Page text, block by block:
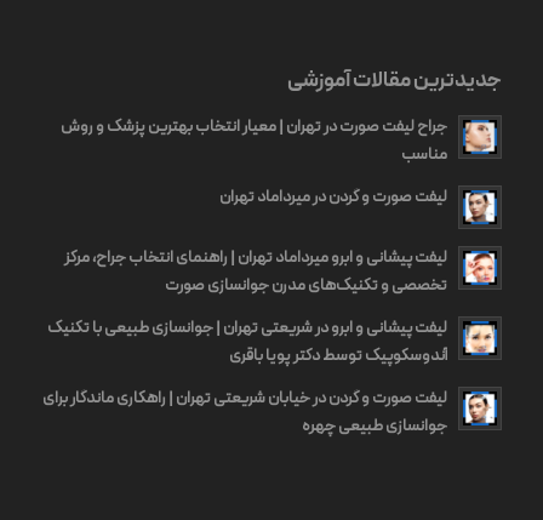
جدیدترین مقالات آموزشی
جراح لیفت صورت در تهران | معیار انتخاب بهترین پزشک و روش
مناسب
لیفت صورت و گردن در میرداماد تهران
لیفت پیشانی و ابرو میرداماد تهران | راهنمای انتخاب جراح، مرکز
تخصصی و تکنیک‌های مدرن جوانسازی صورت
لیفت پیشانی و ابرو در شریعتی تهران | جوانسازی طبیعی با تکنیک
آندوسکوپیک توسط دکتر پویا باقری
لیفت صورت و گردن در خیابان شریعتی تهران | راهکاری ماندگار برای
جوانسازی طبیعی چهره